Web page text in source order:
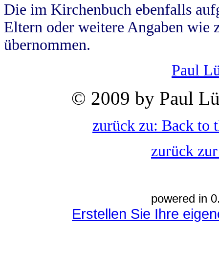
Die im Kirchenbuch ebenfalls
Eltern oder weitere Angaben wie
übernommen.
Paul
© 2009 by Paul
zurück zu: Back to
zurück
powered in
Erstellen Sie Ihre